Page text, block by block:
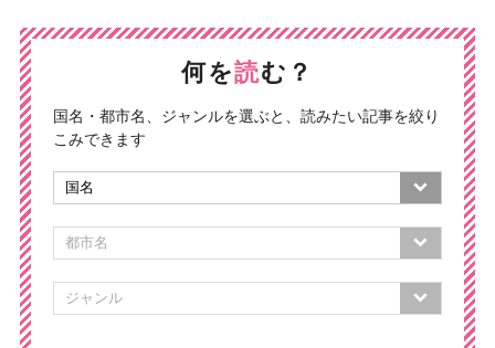
何を読む？
国名・都市名、ジャンルを選ぶと、読みたい記事を絞り
こみできます